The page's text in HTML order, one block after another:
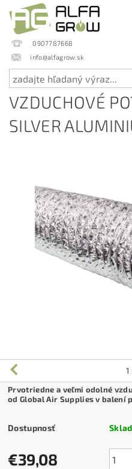
0907787668
info@alfagrow.sk
VZDUCHOVÉ
SILVER
1
Prvotriedne a veľmi odolné
od Global Air Supplies v balení
Dostupnosť
€39,08